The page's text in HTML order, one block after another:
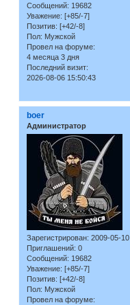
Сообщений: 19682
Уважение: [+85/-7]
Позитив: [+42/-8]
Пол: Мужской
Провел на форуме:
4 месяца 3 дня
Последний визит:
2026-08-06 15:50:43
boer
Администратор
Зарегистрирован: 2009-05-10
Приглашений: 0
Сообщений: 19682
Уважение: [+85/-7]
Позитив: [+42/-8]
Пол: Мужской
Провел на форуме: